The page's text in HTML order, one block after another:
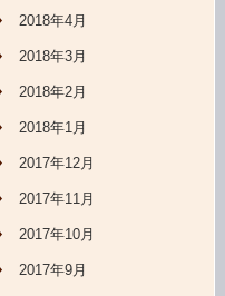
2018年4月
2018年3月
2018年2月
2018年1月
2017年12月
2017年11月
2017年10月
2017年9月